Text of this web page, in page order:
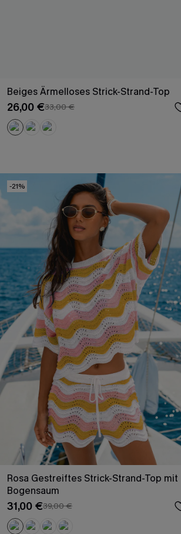
Beiges Ärmelloses Strick-Strand-Top
26,00 €33,00 €
-21%
Rosa Gestreiftes Strick-Strand-Top mit
Bogensaum
31,00 €39,00 €